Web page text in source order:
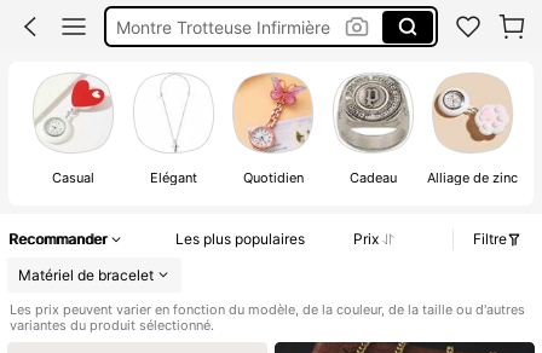
Infirmière Accessoires
Montre Infirmière
Casual Élégant Quotidien Cadeau Alliage de zinc
Recommander Les plus populaires Prix
Filtre
Matériel de bracelet
Les prix peuvent varier en fonction du modèle, de la couleur, de la taille ou d'autres
variantes du produit sélectionné.